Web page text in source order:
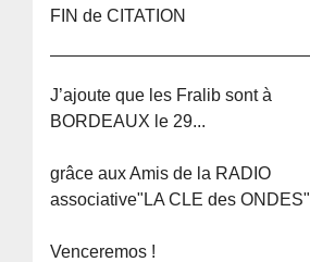
FIN de CITATION
J’ajoute que les Fralib sont à
BORDEAUX le 29...
grâce aux Amis de la RADIO
associative"LA CLE des ONDES"
Venceremos !